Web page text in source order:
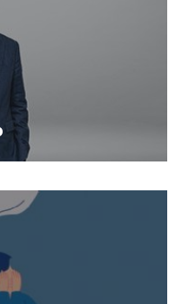
vilket ledarskap